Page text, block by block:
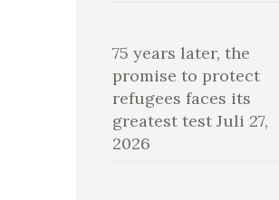
75 years later, the
promise to protect
refugees faces its
greatest test Juli 27,
2026